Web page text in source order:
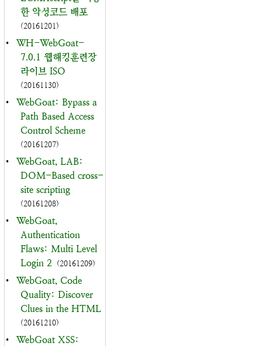
한 악성코드 배포
(20161201)
•
WH-WebGoat-
7.0.1 웹해킹훈련장
라이브 ISO
(20161130)
•
WebGoat: Bypass a
Path Based Access
Control Scheme
(20161207)
•
WebGoat, LAB:
DOM-Based cross-
site scripting
(20161208)
•
WebGoat,
Authentication
Flaws: Multi Level
Login 2
(20161209)
•
WebGoat, Code
Quality: Discover
Clues in the HTML
(20161210)
•
WebGoat XSS: